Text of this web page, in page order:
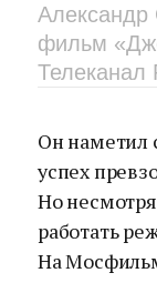
фильм
Телеканал
Он наметил
успех
Но
работать
На